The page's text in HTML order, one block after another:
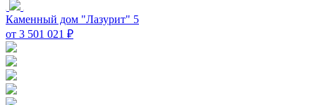
Каменный дом "Лазурит" 5
от 3 501 021 ₽